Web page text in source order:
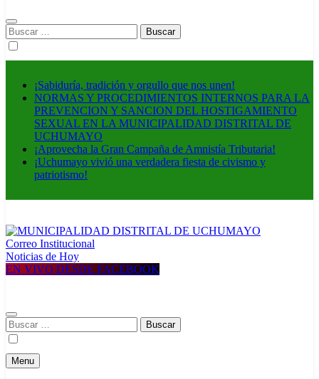
Buscar:
¡Sabiduría, tradición y orgullo que nos unen!
NORMAS Y PROCEDIMIENTOS INTERNOS PARA LA
PREVENCION Y SANCION DEL HOSTIGAMIENTO
SEXUAL EN LA MUNICIPALIDAD DISTRITAL DE
UCHUMAYO
¡Aprovecha la Gran Campaña de Amnistía Tributaria!
¡Uchumayo vivió una verdadera fiesta de civismo y
patriotismo!
MUNICIPALIDAD DISTRITAL DE UCHUMAYO
Construyendo una nueva Historia
Correo Institucional
Noticias de Hoy
EN VIVO DESDE FACEBOOK
Buscar:
Menu